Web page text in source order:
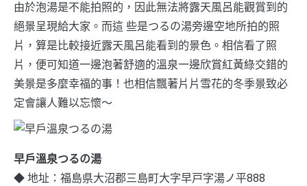
由於泡湯是不能拍照的，因此無法將露天風呂能觀賞到的
絕景呈現給大家。而這 些是つるの湯旁邊空地所拍的照
片，算是比較接近露天風呂能看到的景色。相信看了照
片，便可知道一邊泡著舒適的溫泉一邊欣賞紅黃綠交錯的
美景是多麼幸福的事！也相信飄著片片雪花的冬季景致必
定會讓人難以忘懷～
早戶溫泉つるの湯
◆ 地址：福島県大沼郡三島町大字早戸字湯ノ平888